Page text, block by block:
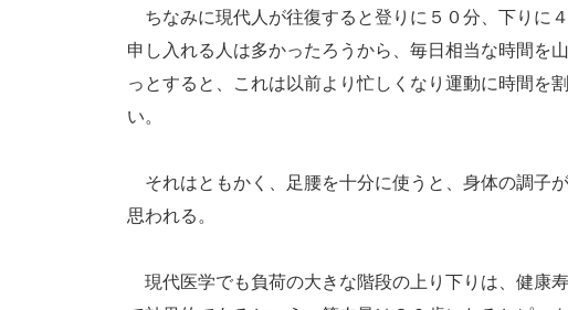
ちなみに現代人が往復すると登りに５０分、下りに
申し入れる人は多かったろうから、毎日相当な時間を
っとすると、これは以前より忙しくなり運動に時間を
い。
それはともかく、足腰を十分に使うと、身体の調子
思われる。
現代医学でも負荷の大きな階段の上り下りは、健康